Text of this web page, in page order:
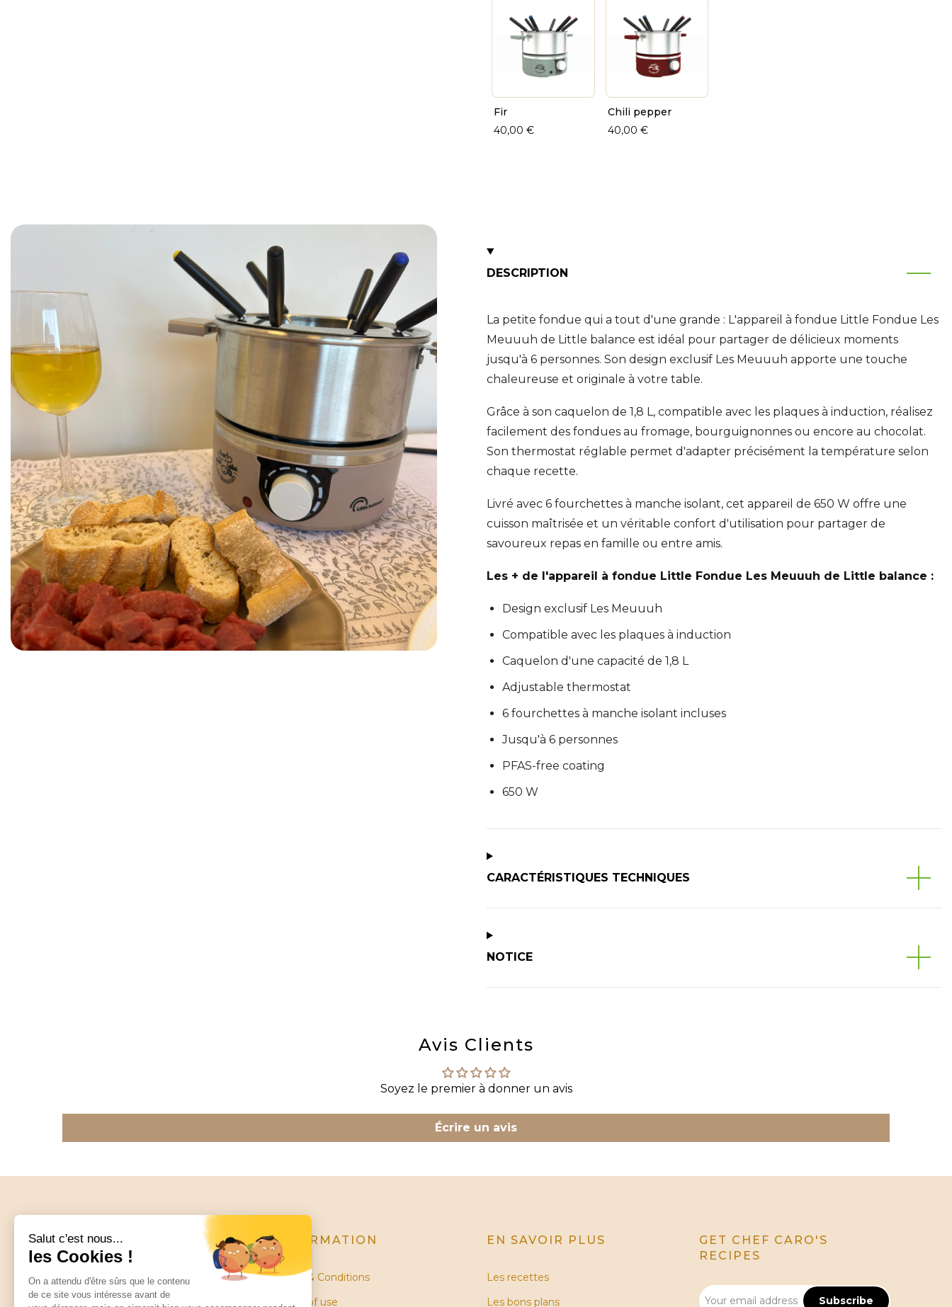
Fir
40,00 €
Chili pepper
40,00 €
DESCRIPTION
La petite fondue qui a tout d'une grande : L'appareil à fondue Little Fondue Les
Meuuuh de Little balance est idéal pour partager de délicieux moments
jusqu'à 6 personnes. Son design exclusif Les Meuuuh apporte une touche
chaleureuse et originale à votre table.
Grâce à son caquelon de 1,8 L, compatible avec les plaques à induction, réalisez
facilement des fondues au fromage, bourguignonnes ou encore au chocolat.
Son thermostat réglable permet d'adapter précisément la température selon
chaque recette.
Livré avec 6 fourchettes à manche isolant, cet appareil de 650 W offre une
cuisson maîtrisée et un véritable confort d'utilisation pour partager de
savoureux repas en famille ou entre amis.
Les + de l'appareil à fondue Little Fondue Les Meuuuh de Little balance :
Design exclusif Les Meuuuh
Compatible avec les plaques à induction
Caquelon d'une capacité de 1,8 L
Adjustable thermostat
6 fourchettes à manche isolant incluses
Jusqu'à 6 personnes
PFAS-free coating
650 W
CARACTÉRISTIQUES TECHNIQUES
NOTICE
Avis Clients
Soyez le premier à donner un avis
Écrire un avis
INFORMATION
Terms & Conditions
Terms of use
EN SAVOIR PLUS
Les recettes
Les bons plans
GET CHEF CARO'S
RECIPES